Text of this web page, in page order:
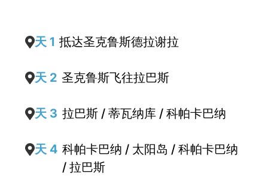
天 1 抵达圣克鲁斯德拉谢拉
天 2 圣克鲁斯飞往拉巴斯
天 3 拉巴斯 / 蒂瓦纳库 / 科帕卡巴纳
天 4 科帕卡巴纳 / 太阳岛 / 科帕卡巴纳
/ 拉巴斯